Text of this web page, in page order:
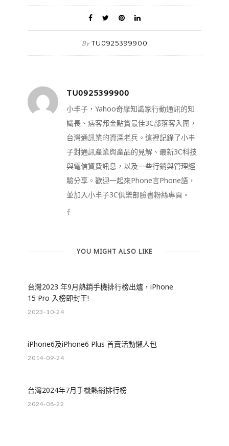
By TU0925399900
TU0925399900
小丰子，Yahoo奇摩知識家行動通訊的知
識長、痞客邦金點賞最佳3C部落客入圍，
台灣通訊業的資深老兵。這裡記錄了小丰
子對通訊產業與產品的見解、最新3C科技
與電信資費訊息，以及一些行銷與管理經
驗分享。歡迎一起來Phone言Phone語，
並加入小丰子3C俱樂部臉書粉絲專頁。
YOU MIGHT ALSO LIKE
台灣2023 年9月熱銷手機排行榜出爐，iPhone
15 Pro 入榜即封王!
2023-10-24
iPhone6及iPhone6 Plus 首賣活動懶人包
2014-09-24
台灣2024年7月手機熱銷排行榜
2024-08-22